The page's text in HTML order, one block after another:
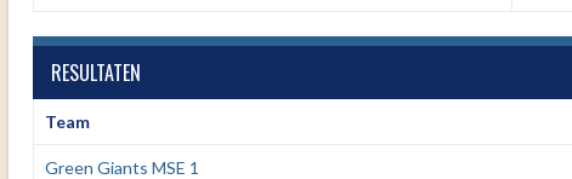
RESULTATEN
Team
Green Giants MSE 1